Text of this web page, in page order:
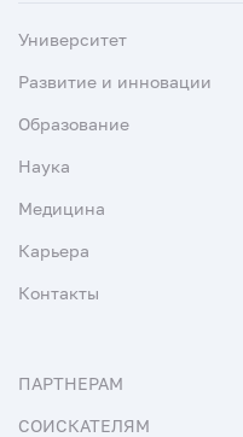
Университет
Развитие и инновации
Образование
Наука
Медицина
Карьера
Контакты
ПАРТНЕРАМ
СОИСКАТЕЛЯМ